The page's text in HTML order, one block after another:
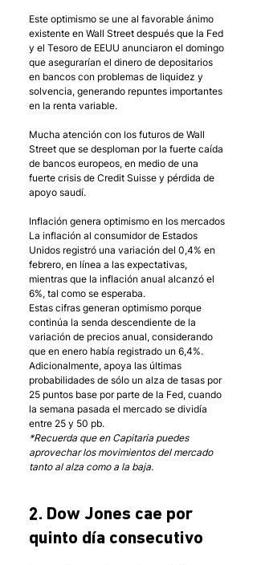
Este optimismo se une al favorable ánimo
existente en Wall Street después que la Fed
y el Tesoro de EEUU anunciaron el domingo
que asegurarían el dinero de depositarios
en bancos con problemas de liquidez y
solvencia, generando repuntes importantes
en la renta variable.
Mucha atención con los futuros de Wall
Street que se desploman por la fuerte caída
de bancos europeos, en medio de una
fuerte crisis de Credit Suisse y pérdida de
apoyo saudí.
Inflación genera optimismo en los mercados
La inflación al consumidor de Estados
Unidos registró una variación del 0,4% en
febrero, en línea a las expectativas,
mientras que la inflación anual alcanzó el
6%, tal como se esperaba.
Estas cifras generan optimismo porque
continúa la senda descendiente de la
variación de precios anual, considerando
que en enero había registrado un 6,4%.
Adicionalmente, apoya las últimas
probabilidades de sólo un alza de tasas por
25 puntos base por parte de la Fed, cuando
la semana pasada el mercado se dividía
entre 25 y 50 pb.
*Recuerda que en Capitaria puedes
aprovechar los movimientos del mercado
tanto al alza como a la baja.
2. Dow Jones cae por
quinto día consecutivo